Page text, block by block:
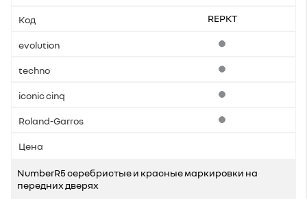
REPKT
Стандартная
Стандартная
Стандартная
Стандартная
NumberR5 серебристые и красные маркировки на
передних дверях